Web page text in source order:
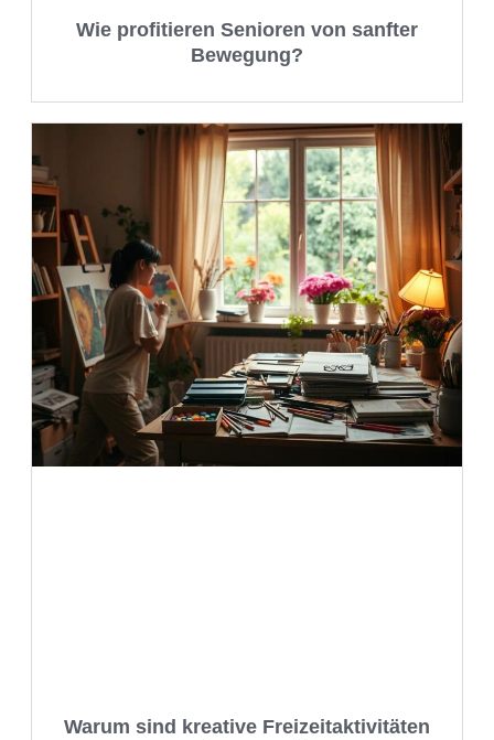
Wie profitieren Senioren von sanfter
Bewegung?
Warum sind kreative Freizeitaktivitäten